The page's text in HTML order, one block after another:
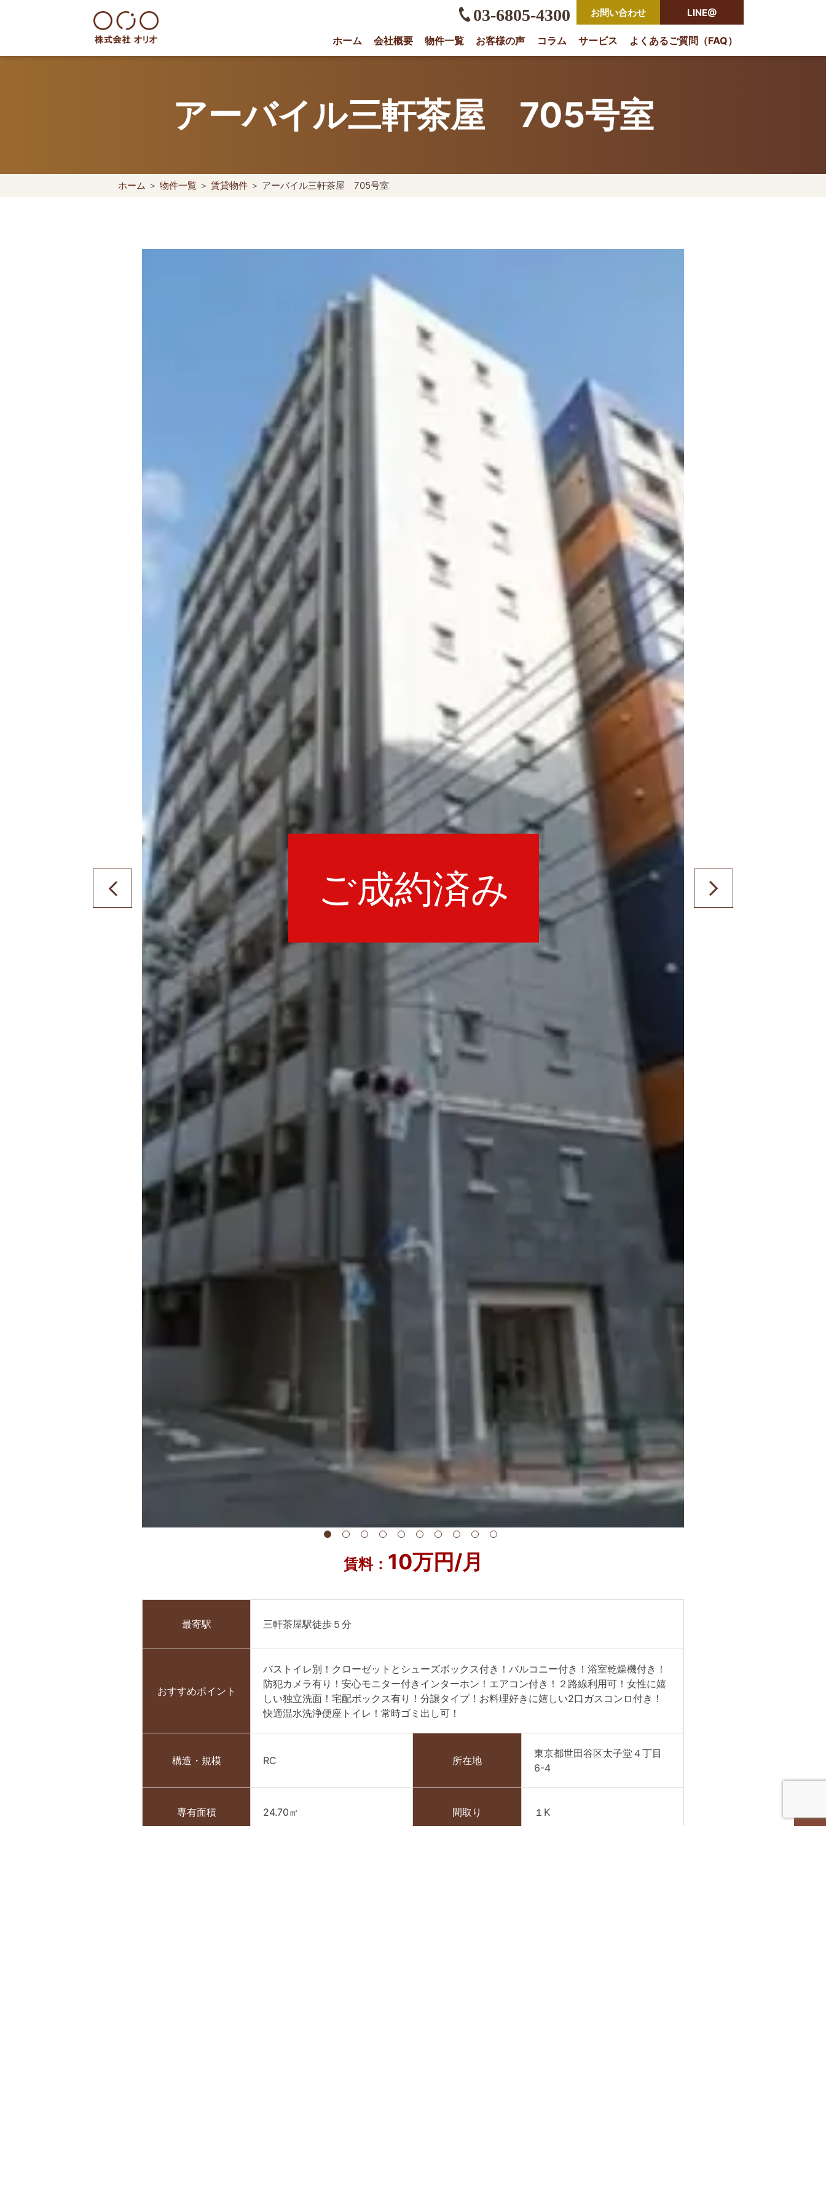
世田谷区の相続・空き家・借地権に強い不動産会社｜売却・買取は株式会社Orio
03-6805-4300 お問い合わせ LINE@
ホーム 会社概要 物件一覧 お客様の声 コラム サービス よくあるご質問（FAQ）
アーバイル三軒茶屋 705号室
ホーム ＞ 物件一覧 ＞ 賃貸物件 ＞ アーバイル三軒茶屋 705号室
ご成約済み
賃料： 10万円/月
最寄駅 三軒茶屋駅徒歩５分
おすすめポイント
バストイレ別！クローゼットとシューズボックス付き！バルコニー付き！浴室乾燥機付き！
防犯カメラ有り！安心モニター付きインターホン！エアコン付き！２路線利用可！女性に嬉
しい独立洗面！宅配ボックス有り！分譲タイプ！お料理好きに嬉しい2口ガスコンロ付き！
快適温水洗浄便座トイレ！常時ゴミ出し可！
構造・規模 RC 所在地
東京都世⽥⾕区太⼦堂４丁⽬
6-4
専有面積 24.70㎡ 間取り １K